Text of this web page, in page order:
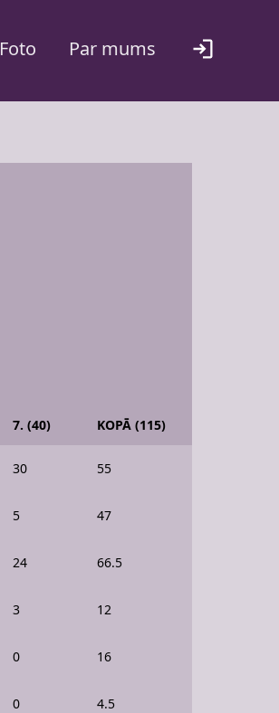
Foto Par mums
7. (40) KOPĀ (115)
30 55
5 47
24 66.5
3 12
0 16
0 4.5